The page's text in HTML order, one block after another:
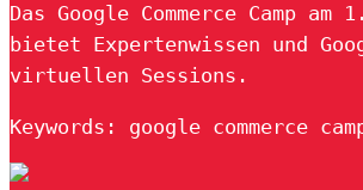
Das Google Commerce Camp
bietet Expertenwissen und
virtuellen Sessions.
Keywords: google commerce